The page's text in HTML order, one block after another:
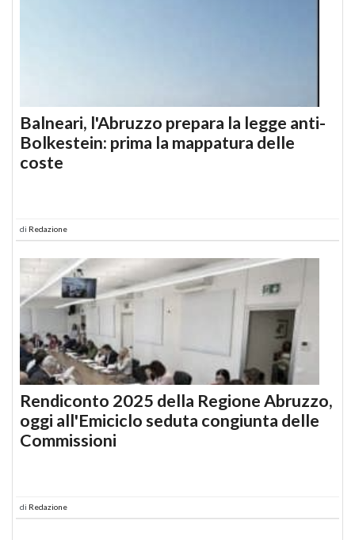
Balneari, l'Abruzzo prepara la legge anti-
Bolkestein: prima la mappatura delle
coste
di Redazione
Rendiconto 2025 della Regione Abruzzo,
oggi all'Emiciclo seduta congiunta delle
Commissioni
di Redazione